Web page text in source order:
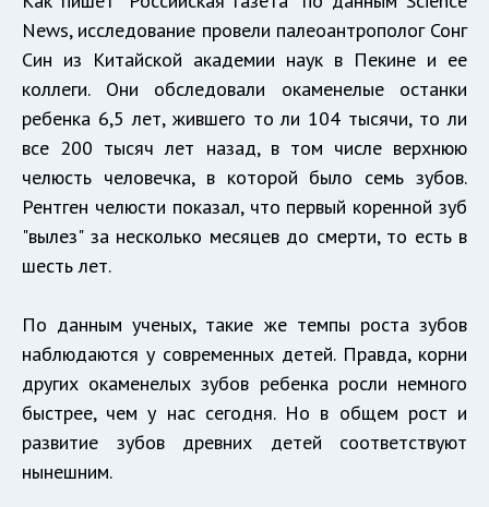
News, исследование провели палеоантрополог Сонг
Син из Китайской академии наук в Пекине и ее
коллеги. Они обследовали окаменелые останки
ребенка 6,5 лет, жившего то ли 104 тысячи, то ли
все 200 тысяч лет назад, в том числе верхнюю
челюсть человечка, в которой было семь зубов.
Рентген челюсти показал, что первый коренной зуб
"вылез" за несколько месяцев до смерти, то есть в
шесть лет.
По данным ученых, такие же темпы роста зубов
наблюдаются у современных детей. Правда, корни
других окаменелых зубов ребенка росли немного
быстрее, чем у нас сегодня. Но в общем рост и
развитие зубов древних детей соответствуют
нынешним.